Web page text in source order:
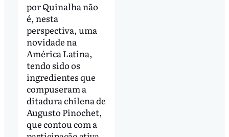
por Quinalha não
é, nesta
perspectiva, uma
novidade na
América Latina,
tendo sido os
ingredientes que
compuseram a
ditadura chilena de
Augusto Pinochet,
que contou com a